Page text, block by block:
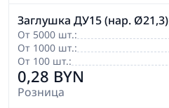
Заглушка ДУ15 (нар. Ø21,3)
От 5000 шт.:
От 1000 шт.:
От 100 шт.:
0,28 BYN
Розница